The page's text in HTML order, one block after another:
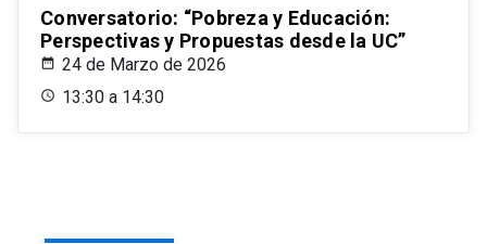
Conversatorio: “Pobreza y Educación:
Perspectivas y Propuestas desde la UC”
24 de Marzo de 2026
13:30 a 14:30